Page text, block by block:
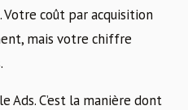
coût par acquisition
mais votre chiffre
Ads. C’est la manière dont